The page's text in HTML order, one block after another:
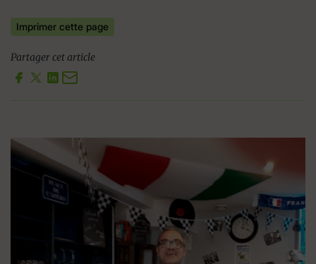
Imprimer cette page
Partager cet article